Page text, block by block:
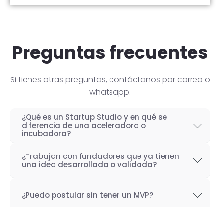
Preguntas frecuentes
Si tienes otras preguntas, contáctanos por correo o
whatsapp.
¿Qué es un Startup Studio y en qué se
diferencia de una aceleradora o
incubadora?
Un Startup Studio es una organización capaz
de construir startups de manera iterativa,
con experiencia. También se les conoce
¿Trabajan con fundadores que ya tienen
una idea desarrollada o validada?
Startup Studio es lograr un proceso iterativo
¿Puedo postular sin tener un MVP?